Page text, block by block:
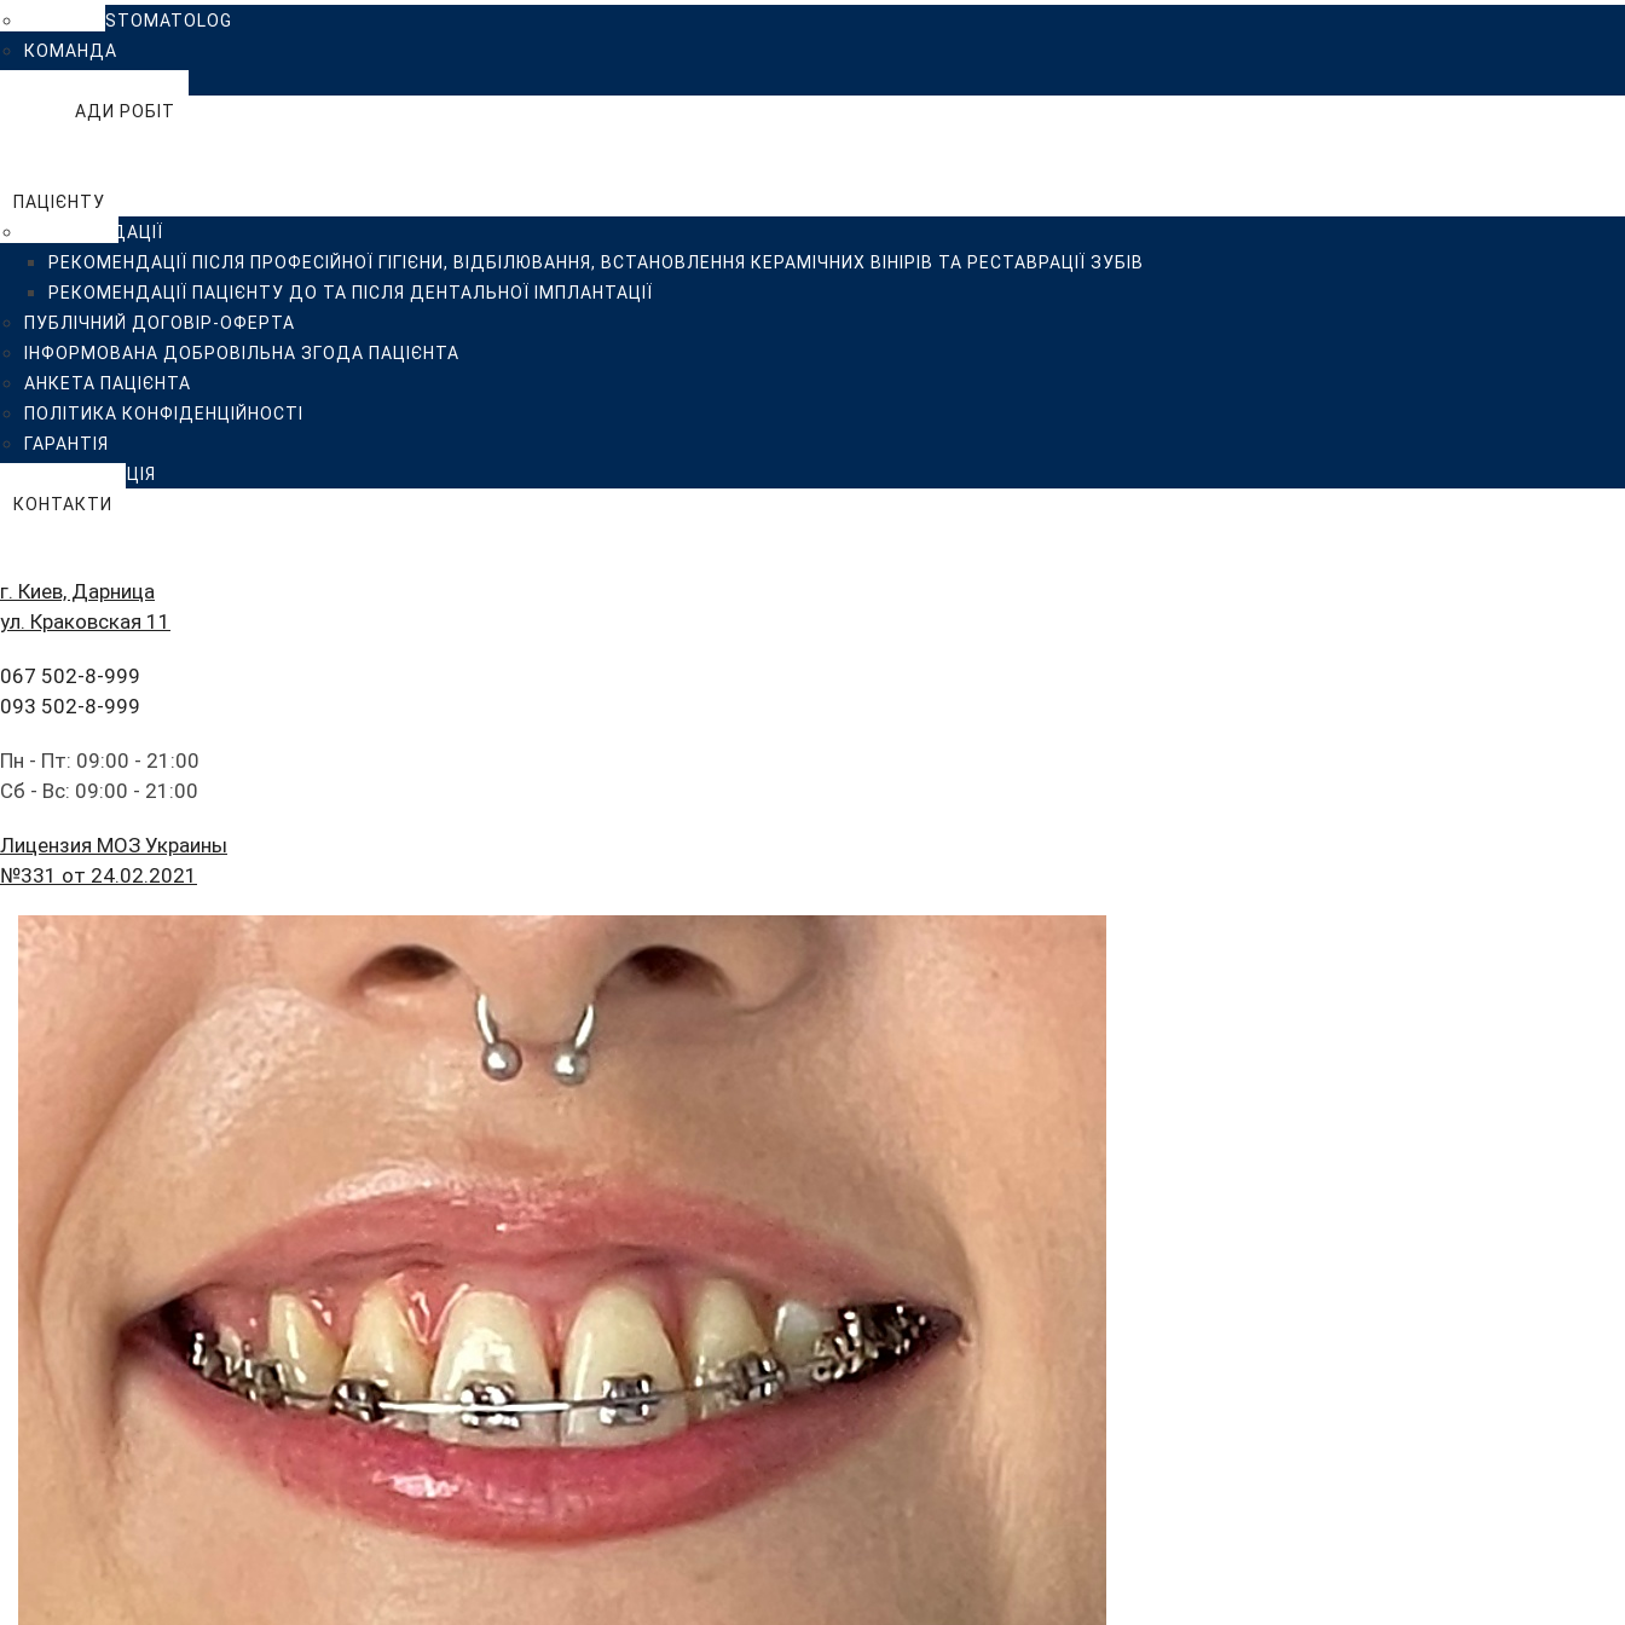
ІНФОРМОВАНА ДОБРОВІЛЬНА ЗГОДА ПАЦІЄНТА
АНКЕТА ПАЦІЄНТА
ГАРАНТІЯ
КЛІНІКА ISTOMATOLOG
КОМАНДА
ПРИКЛАДИ РОБІТ
ПАЦІЄНТУ
РЕКОМЕНДАЦІЇ
РЕКОМЕНДАЦІЇ ПІСЛЯ ПРОФЕСІЙНОЇ ГІГІЄНИ, ВІДБІЛЮВАННЯ, ВСТАНОВЛЕННЯ КЕРАМІЧНИХ ВІНІРІВ ТА РЕСТАВРАЦІЇ ЗУБІВ
РЕКОМЕНДАЦІЇ ПАЦІЄНТУ ДО ТА ПІСЛЯ ДЕНТАЛЬНОЇ ІМПЛАНТАЦІЇ
ПУБЛІЧНИЙ ДОГОВІР-ОФЕРТА
ІНФОРМОВАНА ДОБРОВІЛЬНА ЗГОДА ПАЦІЄНТА
АНКЕТА ПАЦІЄНТА
ПОЛІТИКА КОНФІДЕНЦІЙНОСТІ
ГАРАНТІЯ
СТЕРИЛІЗАЦІЯ
КОНТАКТИ
г. Киев, Дарница
ул. Краковская 11
067 502-8-999
093 502-8-999
Пн - Пт: 09:00 - 21:00
Сб - Вс: 09:00 - 21:00
Лицензия МОЗ Украины
№331 от 24.02.2021